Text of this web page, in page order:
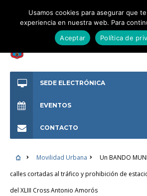
SEDE ELECTRÓNICA
EVENTOS
CONTACTO
Movilidad Urbana
Un BANDO
calles cortadas al tráfico y prohibición de
del XLIII Cross Antonio Amorós
Usamos cookies para asegurar que
experiencia en nuestra web. Para
Aceptar
Política de